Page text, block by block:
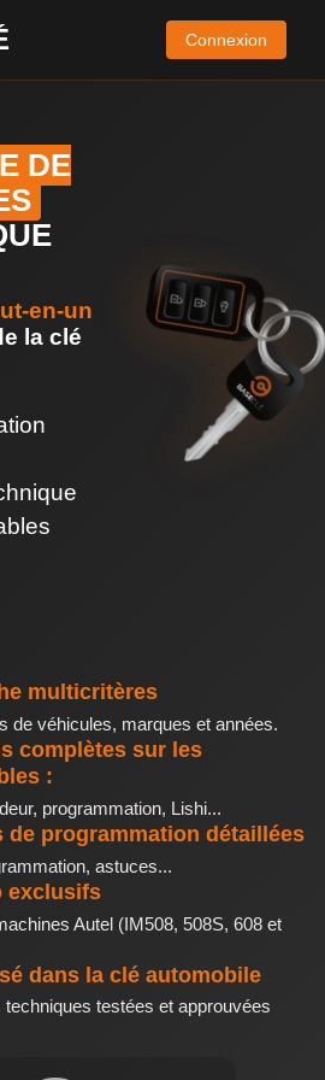
Connexion
DE
en-un
la clé
multicritères
de véhicules, marques et années.
complètes sur les
:
programmation, Lishi...
de programmation détaillées
astuces...
exclusifs
Autel (IM508, 508S, 608 et
dans la clé automobile
techniques testées et approuvées